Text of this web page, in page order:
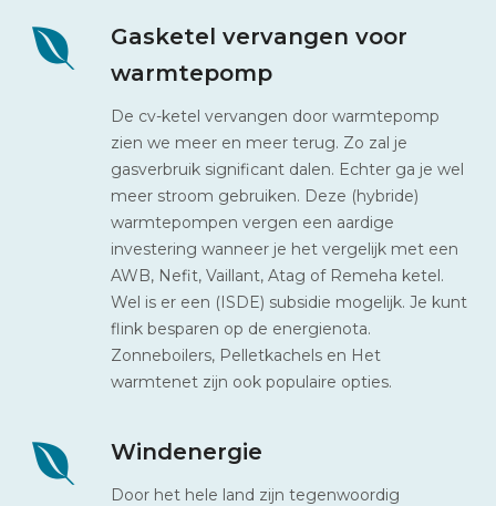
Gasketel vervangen voor
warmtepomp
De cv-ketel vervangen door warmtepomp
zien we meer en meer terug. Zo zal je
gasverbruik significant dalen. Echter ga je wel
meer stroom gebruiken. Deze (hybride)
warmtepompen vergen een aardige
investering wanneer je het vergelijk met een
AWB, Nefit, Vaillant, Atag of Remeha ketel.
Wel is er een (ISDE) subsidie mogelijk. Je kunt
flink besparen op de energienota.
Zonneboilers, Pelletkachels en Het
warmtenet zijn ook populaire opties.
Windenergie
Door het hele land zijn tegenwoordig